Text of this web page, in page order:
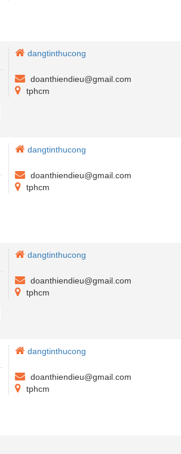
dangtinthucong
doanthiendieu@gmail.com
tphcm
dangtinthucong
doanthiendieu@gmail.com
tphcm
dangtinthucong
doanthiendieu@gmail.com
tphcm
dangtinthucong
doanthiendieu@gmail.com
tphcm